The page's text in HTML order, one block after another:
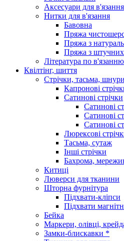
Аксесуари для в'язання
Нитки для в'язання
Бавовна
Пряжа
Пряжа з
Пряжа з
Література по
Квілтінг, шиття
Стрічки, тасьма,
Капронові
Сатинові стрічки
Сатинові
Сатинові
Сатинові
Люрексові
Тасьма, сутаж
Інші стрічки
Бахрома,
Китиці
Люверси для тканини
Шторна фурнітура
Підхвати-кліпси
Підхвати
Бейка
Маркери, олівці,
Замки-блискавки *